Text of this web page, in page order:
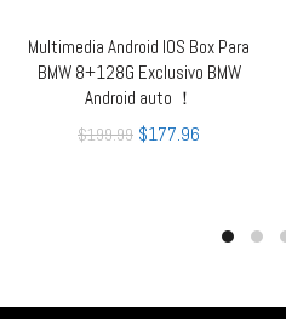
AÑADIR AL CARRITO
Multimedia Android IOS Box Para
BMW 8+128G Exclusivo BMW
Android auto ！
$199.99 $177.96